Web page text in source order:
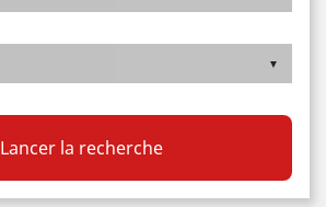
Lancer la recherche